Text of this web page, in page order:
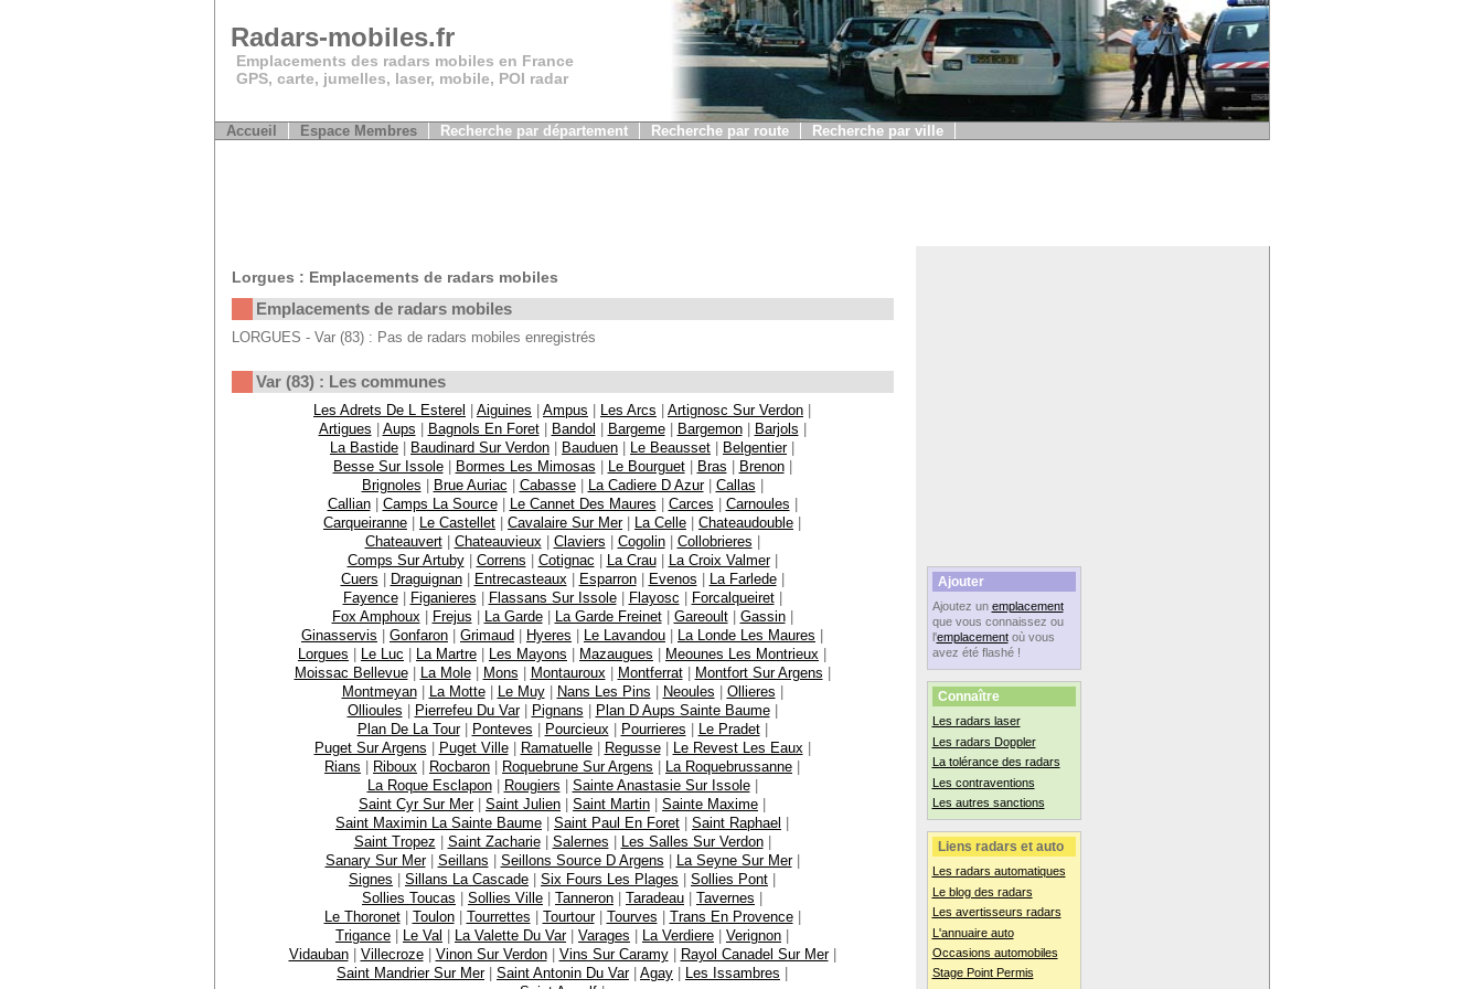
Radars-mobiles.fr
Emplacements des radars mobiles en France
GPS, carte, jumelles, laser, mobile, POI radar
Accueil Espace Membres Recherche par département Recherche par route Recherche par ville
Ajouter
Ajoutez un emplacement
que vous connaissez ou
l'emplacementoù vous
avez été flashé !
Connaître
Les radars laser
Les radars Doppler
La tolérance des radars
Les contraventions
Les autres sanctions
Liens radars et auto
Les radars automatiques
Le blog des radars
Les avertisseurs radars
L'annuaire auto
Occasions automobiles
Stage Point Permis
Lorgues : Emplacements de radars mobiles
Emplacements de radars mobiles
LORGUES - Var (83) : Pas de radars mobiles enregistrés
Var (83) : Les communes
Les Adrets De L Esterel | Aiguines | Ampus | Les Arcs | Artignosc Sur Verdon |
Artigues | Aups | Bagnols En Foret| Bandol | Bargeme| Bargemon| Barjols |
La Bastide | Baudinard Sur Verdon | Bauduen | Le Beausset | Belgentier|
Besse Sur Issole| Bormes Les Mimosas | Le Bourguet| Bras | Brenon|
Brignoles | Brue Auriac | Cabasse| La Cadiere D Azur| Callas |
Callian| Camps La Source| Le Cannet Des Maures | Carces | Carnoules |
Carqueiranne | Le Castellet | Cavalaire Sur Mer| La Celle | Chateaudouble |
Chateauvert| Chateauvieux | Claviers | Cogolin| Collobrieres |
Comps Sur Artuby| Correns | Cotignac | La Crau| La Croix Valmer|
Cuers | Draguignan| Entrecasteaux | Esparron| Evenos | La Farlede|
Fayence| Figanieres | Flassans Sur Issole| Flayosc | Forcalqueiret|
Fox Amphoux | Frejus | La Garde| La Garde Freinet| Gareoult| Gassin|
Ginasservis | Gonfaron | Grimaud | Hyeres | Le Lavandou | La Londe Les Maures |
Lorgues | Le Luc | La Martre | Les Mayons | Mazaugues | Meounes Les Montrieux |
Moissac Bellevue| La Mole| Mons | Montauroux | Montferrat| Montfort Sur Argens |
Montmeyan| La Motte| Le Muy| Nans Les Pins | Neoules | Ollieres |
Ollioules | Pierrefeu Du Var| Pignans | Plan D Aups Sainte Baume|
Plan De La Tour| Ponteves | Pourcieux | Pourrieres | Le Pradet|
Puget Sur Argens | Puget Ville| Ramatuelle| Regusse| Le Revest Les Eaux |
Rians | Riboux | Rocbaron | Roquebrune Sur Argens | La Roquebrussanne |
La Roque Esclapon| Rougiers | Sainte Anastasie Sur Issole|
Saint Cyr Sur Mer| Saint Julien | Saint Martin | Sainte Maxime |
Saint Maximin La Sainte Baume | Saint Paul En Foret | Saint Raphael |
Saint Tropez | Saint Zacharie| Salernes | Les Salles Sur Verdon|
Sanary Sur Mer| Seillans | Seillons Source D Argens | La Seyne Sur Mer|
Signes | Sillans La Cascade | Six Fours Les Plages | Sollies Pont |
Sollies Toucas | Sollies Ville | Tanneron | Taradeau | Tavernes |
Le Thoronet| Toulon| Tourrettes | Tourtour| Tourves | Trans En Provence|
Trigance | Le Val | La Valette Du Var| Varages | La Verdiere | Verignon |
Vidauban| Villecroze| Vinon Sur Verdon| Vins Sur Caramy| Rayol Canadel Sur Mer|
Saint Mandrier Sur Mer| Saint Antonin Du Var| Agay | Les Issambres |